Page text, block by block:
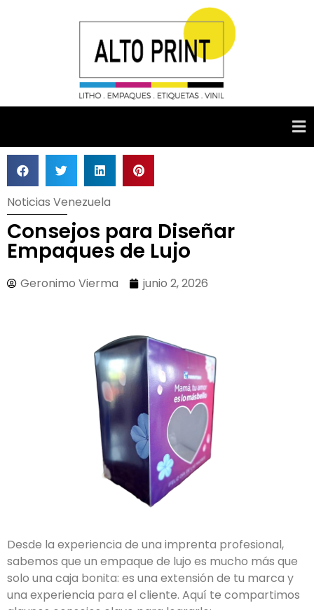
Noticias Venezuela
Consejos para Diseñar
Empaques de Lujo
Geronimo Vierma junio 2, 2026
Desde la experiencia de una imprenta profesional,
sabemos que un empaque de lujo es mucho más que
solo una caja bonita: es una extensión de tu marca y
una experiencia para el cliente. Aquí te compartimos